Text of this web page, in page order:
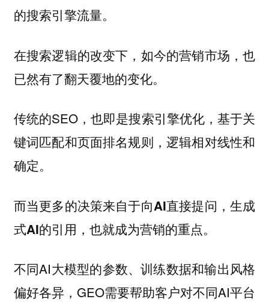
的搜索引擎流量。
在搜索逻辑的改变下，如今的营销市场，也
已然有了翻天覆地的变化。
传统的SEO，也即是搜索引擎优化，基于关
键词匹配和页面排名规则，逻辑相对线性和
确定。
而当更多的决策来自于向AI直接提问，生成
式AI的引用，也就成为营销的重点。
不同AI大模型的参数、训练数据和输出风格
偏好各异，GEO需要帮助客户对不同AI平台